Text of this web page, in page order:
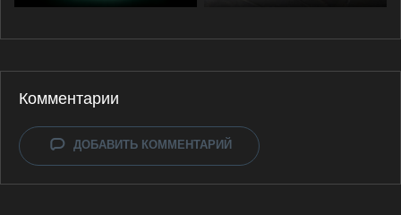
Комментарии
ДОБАВИТЬ КОММЕНТАРИЙ